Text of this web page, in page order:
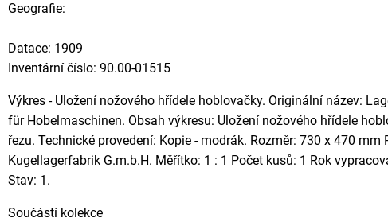
Geografie:
Datace: 1909
Inventární číslo: 90.00-01515
Výkres - Uložení nožového hřídele hoblovačky. Originální název:
für Hobelmaschinen. Obsah výkresu: Uložení nožového hřídele
řezu. Technické provedení: Kopie - modrák. Rozměr: 730 x 470 mm
Kugellagerfabrik G.m.b.H. Měřítko: 1 : 1 Počet kusů: 1 Rok
Stav: 1.
Součástí kolekce